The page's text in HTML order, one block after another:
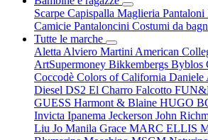
Scarpe Capispalla Maglieria Pantaloni
Camicie Pantaloncini Costumi da
Tutte le marche
Aletta Alviero Martini American
ArtSupermoney Bikkembergs Byblos
Coccodè Colors of California Daniele
Diesel DS2 El Charro Falcotto
GUESS Harmont & Blaine HUGO
Invicta Ipanema Jeckerson John
Liu Jo Manila Grace MARC ELLIS